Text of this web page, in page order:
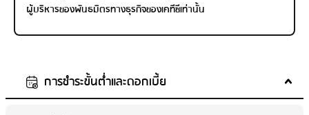
ผู้บริหารของพันธมิตรทางธุรกิจของเคทีซีเท่านั้น
การชำระขั้นต่ำและดอกเบี้ย